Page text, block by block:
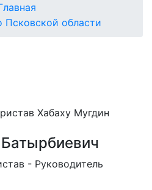
области
- Руководитель